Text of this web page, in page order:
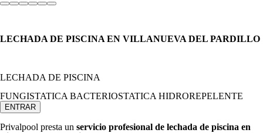
LECHADA DE PISCINA EN VILLANUEVA DEL PARDILLO
LECHADA DE PISCINA
FUNGISTATICA BACTERIOSTATICA HIDROREPELENTE
ENTRAR
Privalpool presta un servicio profesional de lechada de piscina en